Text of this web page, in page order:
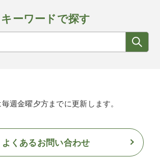
キーワードで探す
週金曜夕方までに更新します。
よくあるお問い合わせ